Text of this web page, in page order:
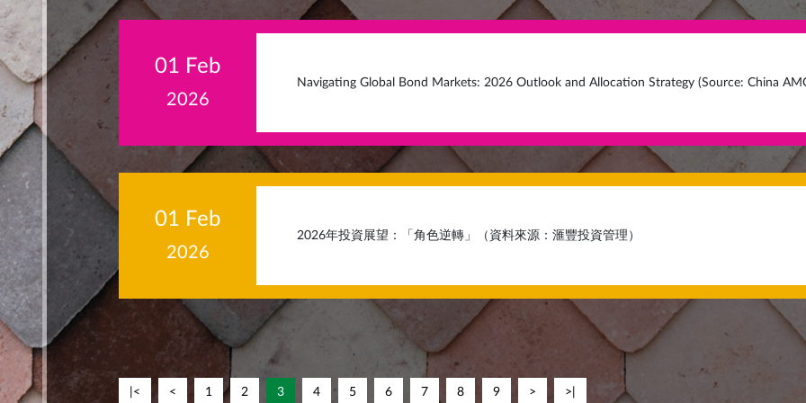
01 Feb
2026
Navigating Global Bond Markets: 2026 Outlook and Allocation Strategy (Source: China
01 Feb
2026
2026年投資展望：「角色逆轉」（資料來源：滙豐投資管理）
|< < 1 2 3 4 5 6 7 8 9 > >|